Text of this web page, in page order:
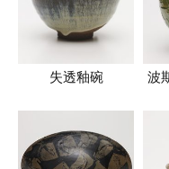
失透釉碗
波